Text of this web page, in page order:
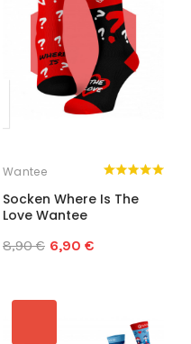
Wantee
Socken Where Is The
Love Wantee
8,90 € 6,90 €